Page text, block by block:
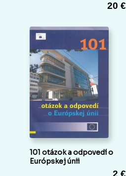
20 €
101 otázok a odpovedí o
Európskej únii
2 €